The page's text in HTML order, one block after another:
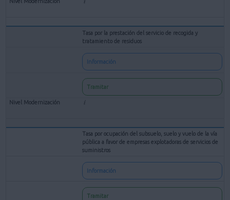
Tasa por la prestación del servicio de recogida y
tratamiento de residuos
Información
Tramitar
Tasa por ocupación del subsuelo, suelo y vuelo de la vía
pública a favor de empresas explotadoras de servicios de
suministros
Información
Tramitar